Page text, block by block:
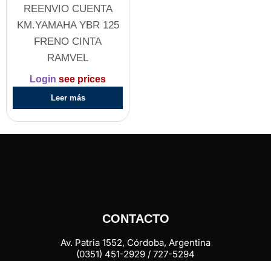
REENVIO CUENTA
KM.YAMAHA YBR 125
FRENO CINTA
RAMVEL
Login see prices
Leer más
CONTACTO
Av. Patria 1552, Córdoba, Argentina
(0351) 451-2929 / 727-5294